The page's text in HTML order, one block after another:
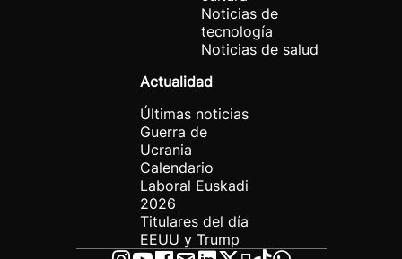
Noticias de
tecnología
Noticias de salud
Actualidad
Últimas noticias
Guerra de
Ucrania
Calendario
Laboral Euskadi
2026
Titulares del día
EEUU y Trump